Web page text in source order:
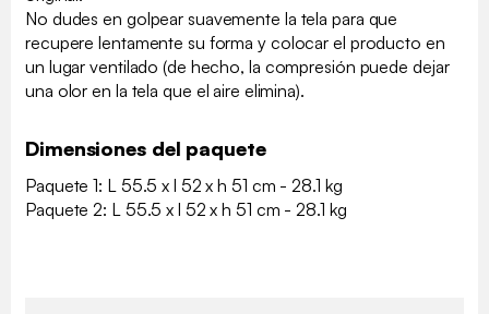
No dudes en golpear suavemente la tela para que
recupere lentamente su forma y colocar el producto en
un lugar ventilado (de hecho, la compresión puede dejar
una olor en la tela que el aire elimina).
Dimensiones del paquete
Paquete 1: L 55.5 x l 52 x h 51 cm - 28.1 kg
Paquete 2: L 55.5 x l 52 x h 51 cm - 28.1 kg